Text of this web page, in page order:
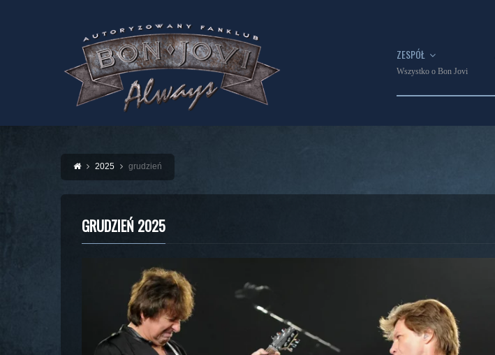
ZESPÓŁ
Wszystko o Bon Jovi
2025 grudzień
GRUDZIEŃ 2025